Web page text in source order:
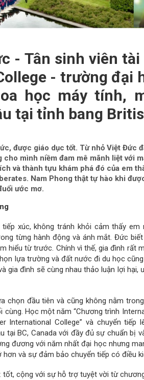
- Tân sinh viên
- trường đại
học máy tính,
tại tỉnh bang
được giáo dục tốt. Từ nhỏ Việt Đức
mình niềm đam mê mãnh liệt với
và thành tựu khám phá đó của em
Nam Phong thật tự hào khi
ước mơ.
xúc, không tránh khỏi cảm thấy
từng hành động và ánh mắt. Đức
hiểu từ trước. Chính vì thế, gia đình rất
lựa trường và đất nước đi du học
gia đình sẽ cùng nhau thảo luận lợi
chọn đầu tiên và cũng không nằm
Học một năm “Chương trình
International College” và chuyển tiếp
BC, Canada với đầy đủ sự chuẩn bị
đương với năm nhất đại học nhưng
và sự đảm bảo chuyển tiếp có điều
cộng với sự hỗ trợ tuyệt vời từ